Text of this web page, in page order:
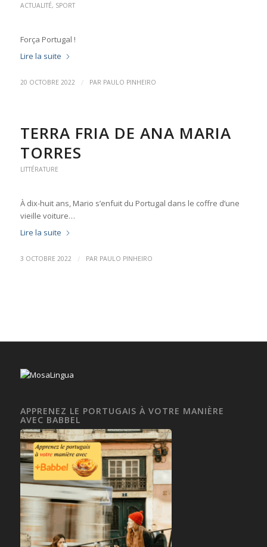
ACTUALITÉ, SPORT
Força Portugal !
Lire la suite
20 OCTOBRE 2022 / PAR PAULO PINHEIRO
TERRA FRIA DE ANA MARIA
TORRES
LITTÉRATURE
À dix-huit ans, Mario s’enfuit du Portugal dans le coffre d’une
vieille voiture…
Lire la suite
3 OCTOBRE 2022 / PAR PAULO PINHEIRO
APPRENEZ LE PORTUGAIS À VOTRE MANIÈRE
AVEC BABBEL